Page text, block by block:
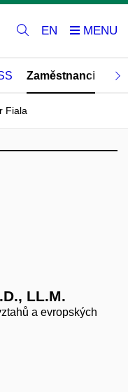
EN
Zaměstnanci
Fiala
LL.M.
a evropských